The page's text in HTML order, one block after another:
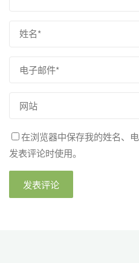
在浏览器中保存我的姓名、
发表评论时使用。